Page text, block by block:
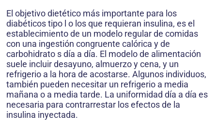
El objetivo dietético más importante para los
diabéticos tipo l o los que requieran insulina, es el
establecimiento de un modelo regular de comidas
con una ingestión congruente calórica y de
carbohidrato s día a día. El modelo de alimentación
suele incluir desayuno, almuerzo y cena, y un
refrigerio a la hora de acostarse. Algunos individuos,
también pueden necesitar un refrigerio a media
mañana o a media tarde. La uniformidad día a día es
necesaria para contrarrestar los efectos de la
insulina inyectada.